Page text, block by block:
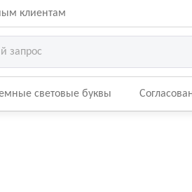
клиентам
световые буквы